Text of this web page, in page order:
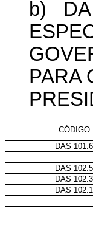
b)
PARA
CÓDIGO
DAS 101.6
DAS 102.5
DAS 102.3
DAS 102.1